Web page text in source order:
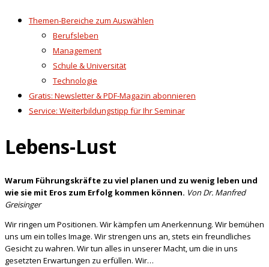
Themen-Bereiche zum Auswählen
Berufsleben
Management
Schule & Universität
Technologie
Gratis: Newsletter & PDF-Magazin abonnieren
Service: Weiterbildungstipp für Ihr Seminar
Lebens-Lust
Warum Führungskräfte zu viel planen und zu wenig leben und
wie sie mit Eros zum Erfolg kommen können. Von Dr. Manfred
Greisinger
Wir ringen um Positionen. Wir kämpfen um Anerkennung. Wir bemühen
uns um ein tolles Image. Wir strengen uns an, stets ein freundliches
Gesicht zu wahren. Wir tun alles in unserer Macht, um die in uns
gesetzten Erwartungen zu erfüllen. Wir…